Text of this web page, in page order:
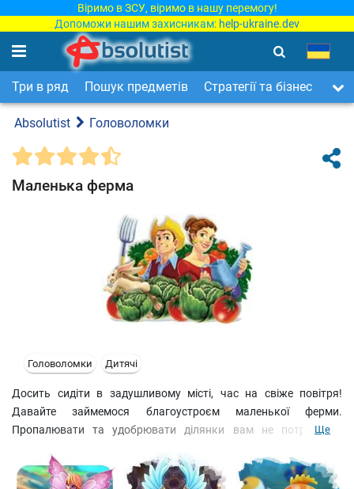
Віримо в ЗСУ, віримо в нашу перемогу!
Допоможи нашим захисникам: help-ukraine.dev
Три в ряд Пошук предметів Стратегії та бізнес
Absolutist Головоломки
Маленька ферма
Головоломки Дитячі
Досить сидіти в задушливому місті, час на свіже повітря!
Давайте займемося благоустроєм маленької ферми.
Пропалювати та удобрювати ділянки вам не потрібно –
приємно порадує. Щоб зібрати овочі, достатньо виділити
мишкою прямокутник із однаковими фішками по кутах.
Ще